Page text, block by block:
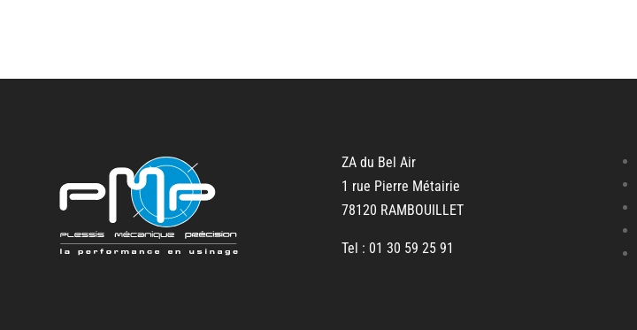
ZA du Bel Air
1 rue Pierre Métairie
78120 RAMBOUILLET
Tel : 01 30 59 25 91